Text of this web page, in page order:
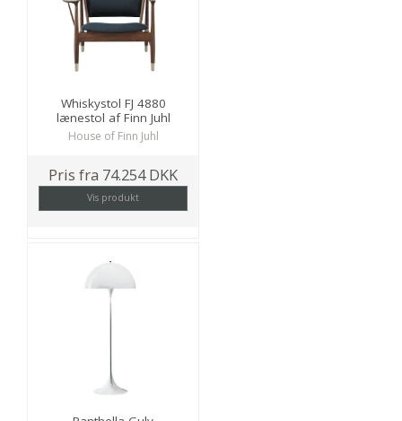
Whiskystol FJ 4880
lænestol af Finn Juhl
House of Finn Juhl
Pris fra 74.254 DKK
Vis produkt